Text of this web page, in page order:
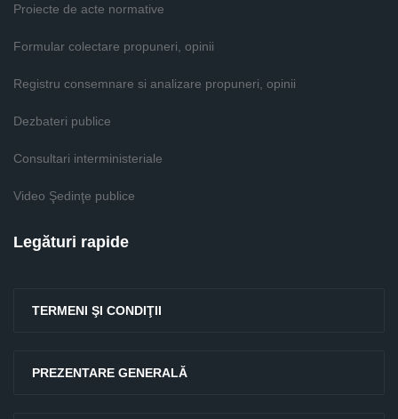
Proiecte de acte normative
Formular colectare propuneri, opinii
Registru consemnare si analizare propuneri, opinii
Dezbateri publice
Consultari interministeriale
Video Şedinţe publice
Legături rapide
TERMENI ŞI CONDIŢII
PREZENTARE GENERALĂ